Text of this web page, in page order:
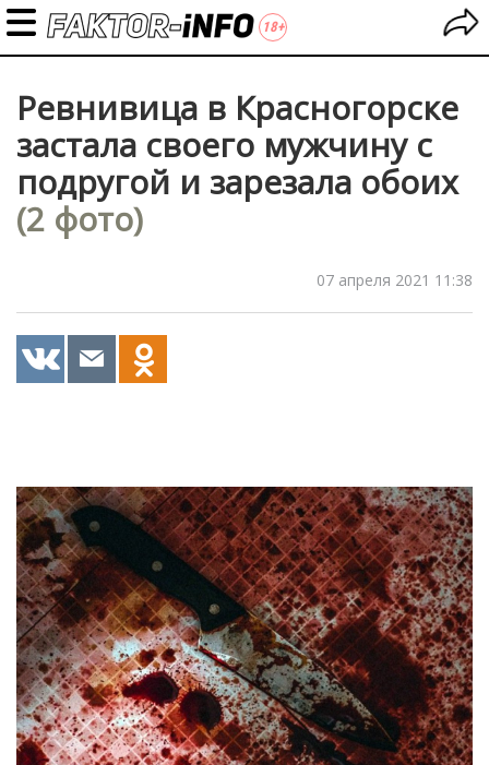
Ревнивица в Красногорске
застала своего мужчину с
подругой и зарезала обоих
(2 фото)
07 апреля 2021 11:38